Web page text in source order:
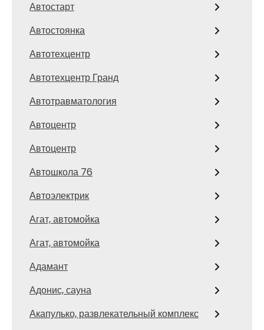
Автостарт
Автостоянка
Автотехцентр
Автотехцентр Гранд
Автотравматология
Автоцентр
Автоцентр
Автошкола 76
Автоэлектрик
Агат, автомойка
Агат, автомойка
Адамант
Адонис, сауна
Акапулько, развлекательный комплекс